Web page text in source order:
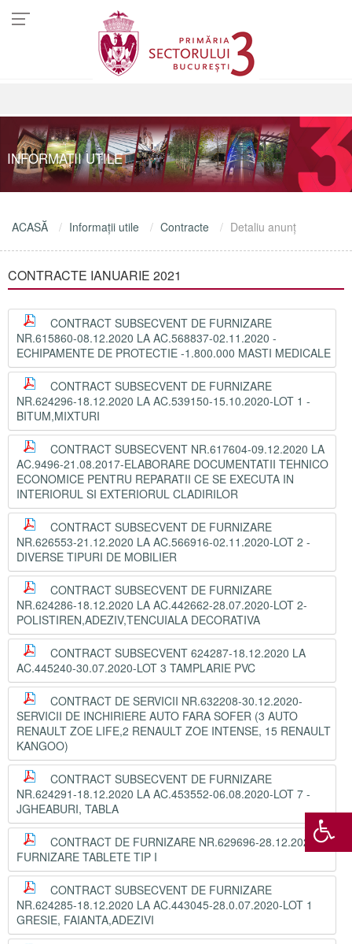
INFORMAŢII UTILE
ACASĂ Informaţii utile Contracte Detaliu anunţ
CONTRACTE IANUARIE 2021
CONTRACT SUBSECVENT DE FURNIZARE
NR.615860-08.12.2020 LA AC.568837-02.11.2020 -
ECHIPAMENTE DE PROTECTIE -1.800.000 MASTI MEDICALE
CONTRACT SUBSECVENT DE FURNIZARE
NR.624296-18.12.2020 LA AC.539150-15.10.2020-LOT 1 -
BITUM,MIXTURI
CONTRACT SUBSECVENT NR.617604-09.12.2020 LA
AC.9496-21.08.2017-ELABORARE DOCUMENTATII TEHNICO
ECONOMICE PENTRU REPARATII CE SE EXECUTA IN
INTERIORUL SI EXTERIORUL CLADIRILOR
CONTRACT SUBSECVENT DE FURNIZARE
NR.626553-21.12.2020 LA AC.566916-02.11.2020-LOT 2 -
DIVERSE TIPURI DE MOBILIER
CONTRACT SUBSECVENT DE FURNIZARE
NR.624286-18.12.2020 LA AC.442662-28.07.2020-LOT 2-
POLISTIREN,ADEZIV,TENCUIALA DECORATIVA
CONTRACT SUBSECVENT 624287-18.12.2020 LA
AC.445240-30.07.2020-LOT 3 TAMPLARIE PVC
CONTRACT DE SERVICII NR.632208-30.12.2020-
SERVICII DE INCHIRIERE AUTO FARA SOFER (3 AUTO
RENAULT ZOE LIFE,2 RENAULT ZOE INTENSE, 15 RENAULT
KANGOO)
CONTRACT SUBSECVENT DE FURNIZARE
NR.624291-18.12.2020 LA AC.453552-06.08.2020-LOT 7 -
JGHEABURI, TABLA
CONTRACT DE FURNIZARE NR.629696-28.12.2020 -
FURNIZARE TABLETE TIP I
CONTRACT SUBSECVENT DE FURNIZARE
NR.624285-18.12.2020 LA AC.443045-28.0.07.2020-LOT 1
GRESIE, FAIANTA,ADEZIVI